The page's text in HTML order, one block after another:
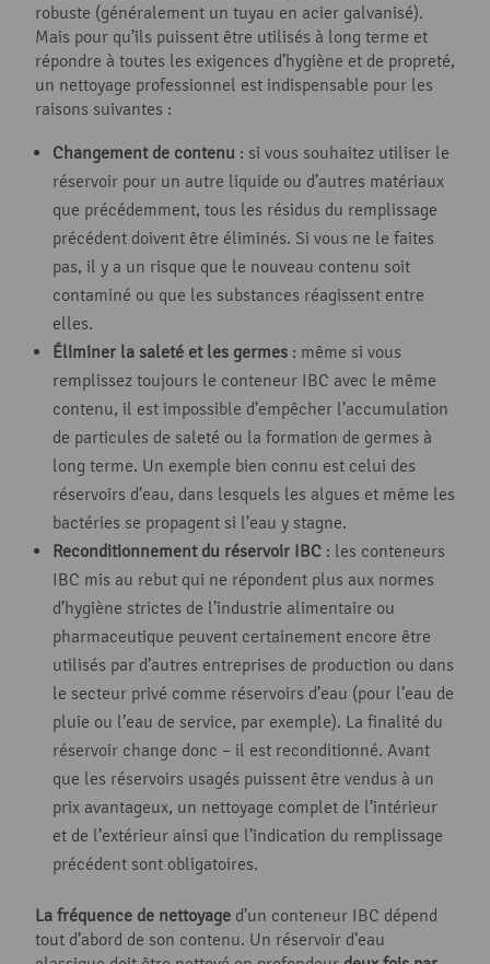
robuste (généralement un tuyau en acier galvanisé).
Mais pour qu’ils puissent être utilisés à long terme et
répondre à toutes les exigences d’hygiène et de propreté,
un nettoyage professionnel est indispensable pour les
raisons suivantes :
Changement de contenu : si vous souhaitez utiliser le
réservoir pour un autre liquide ou d’autres matériaux
que précédemment, tous les résidus du remplissage
précédent doivent être éliminés. Si vous ne le faites
pas, il y a un risque que le nouveau contenu soit
contaminé ou que les substances réagissent entre
elles.
Éliminer la saleté et les germes : même si vous
remplissez toujours le conteneur IBC avec le même
contenu, il est impossible d’empêcher l’accumulation
de particules de saleté ou la formation de germes à
long terme. Un exemple bien connu est celui des
réservoirs d’eau, dans lesquels les algues et même les
bactéries se propagent si l’eau y stagne.
Reconditionnement du réservoir IBC : les conteneurs
IBC mis au rebut qui ne répondent plus aux normes
d’hygiène strictes de l’industrie alimentaire ou
pharmaceutique peuvent certainement encore être
utilisés par d’autres entreprises de production ou dans
le secteur privé comme réservoirs d’eau (pour l’eau de
pluie ou l’eau de service, par exemple). La finalité du
réservoir change donc – il est reconditionné. Avant
que les réservoirs usagés puissent être vendus à un
prix avantageux, un nettoyage complet de l’intérieur
et de l’extérieur ainsi que l’indication du remplissage
précédent sont obligatoires.
La fréquence de nettoyage d’un conteneur IBC dépend
tout d’abord de son contenu. Un réservoir d’eau